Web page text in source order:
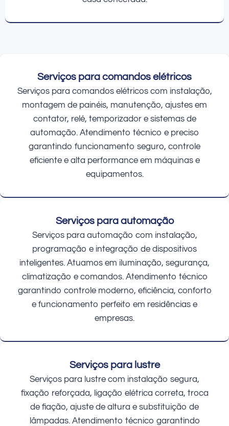
Serviços para comandos elétricos
Serviços para comandos elétricos com instalação,
montagem de painéis, manutenção, ajustes em
contator, relé, temporizador e sistemas de
automação. Atendimento técnico e preciso
garantindo funcionamento seguro, controle
eficiente e alta performance em máquinas e
equipamentos.
Serviços para automação
Serviços para automação com instalação,
programação e integração de dispositivos
inteligentes. Atuamos em iluminação, segurança,
climatização e comandos. Atendimento técnico
garantindo controle moderno, eficiência, conforto
e funcionamento perfeito em residências e
empresas.
Serviços para lustre
Serviços para lustre com instalação segura,
fixação reforçada, ligação elétrica correta, troca
de fiação, ajuste de altura e substituição de
lâmpadas. Atendimento técnico garantindo